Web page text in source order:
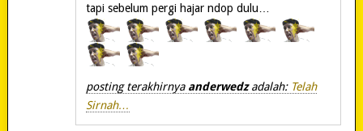
tapi sebelum pergi hajar ndop dulu…
posting terakhirnya anderwedzadalah: Telah
Sirnah…